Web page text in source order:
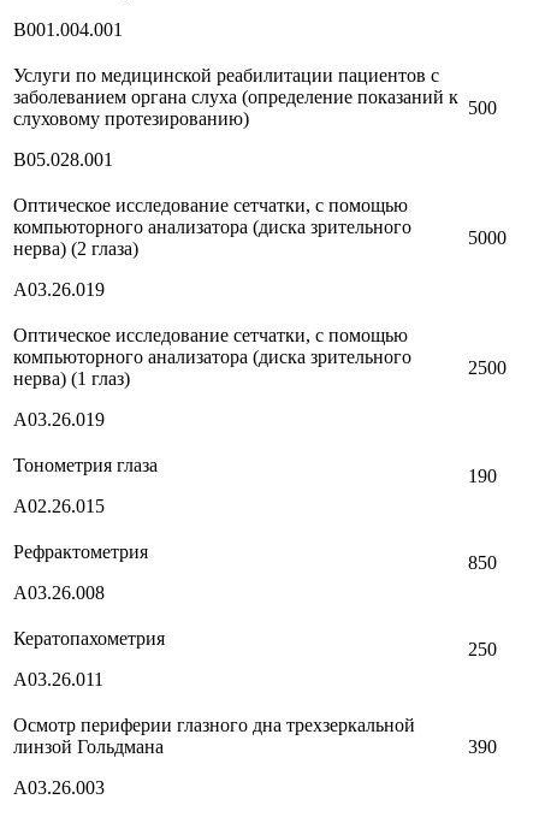
В001.004.001
Услуги по медицинской реабилитации пациентов с
заболеванием органа слуха (определение показаний к
слуховому протезированию)
В05.028.001
500
Оптическое исследование сетчатки, с помощью
компьюторного анализатора (диска зрительного
нерва) (2 глаза)
А03.26.019
5000
Оптическое исследование сетчатки, с помощью
компьюторного анализатора (диска зрительного
нерва) (1 глаз)
А03.26.019
2500
Тонометрия глаза
A02.26.015
190
Рефрактометрия
A03.26.008
850
Кератопахометрия
A03.26.011
250
Осмотр периферии глазного дна трехзеркальной
линзой Гольдмана
A03.26.003
390